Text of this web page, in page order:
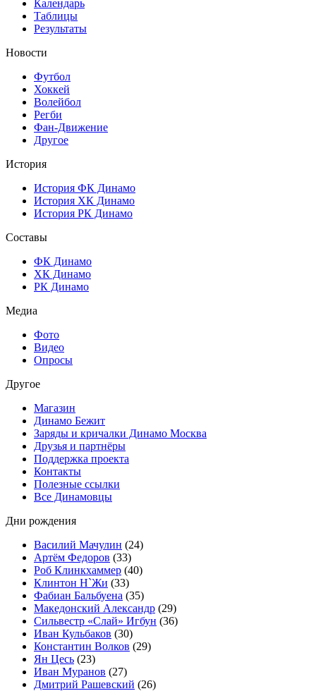
Календарь
Таблицы
Результаты
Новости
Футбол
Хоккей
Волейбол
Регби
Фан-Движение
Другое
История
История ФК Динамо
История ХК Динамо
История РК Динамо
Составы
ФК Динамо
ХК Динамо
РК Динамо
Медиа
Фото
Видео
Опросы
Другое
Магазин
Динамо Бежит
Заряды и кричалки Динамо Москва
Друзья и партнёры
Поддержка проекта
Контакты
Полезные ссылки
Все Динамовцы
Дни рождения
Василий Мачулин (24)
Артём Федоров (33)
Роб Клинкхаммер (40)
Клинтон Н`Жи (33)
Фабиан Бальбуена (35)
Македонский Александр (29)
Сильвестр «Слай» Игбун (36)
Иван Кульбаков (30)
Константин Волков (29)
Ян Цесь (23)
Иван Муранов (27)
Дмитрий Рашевский (26)